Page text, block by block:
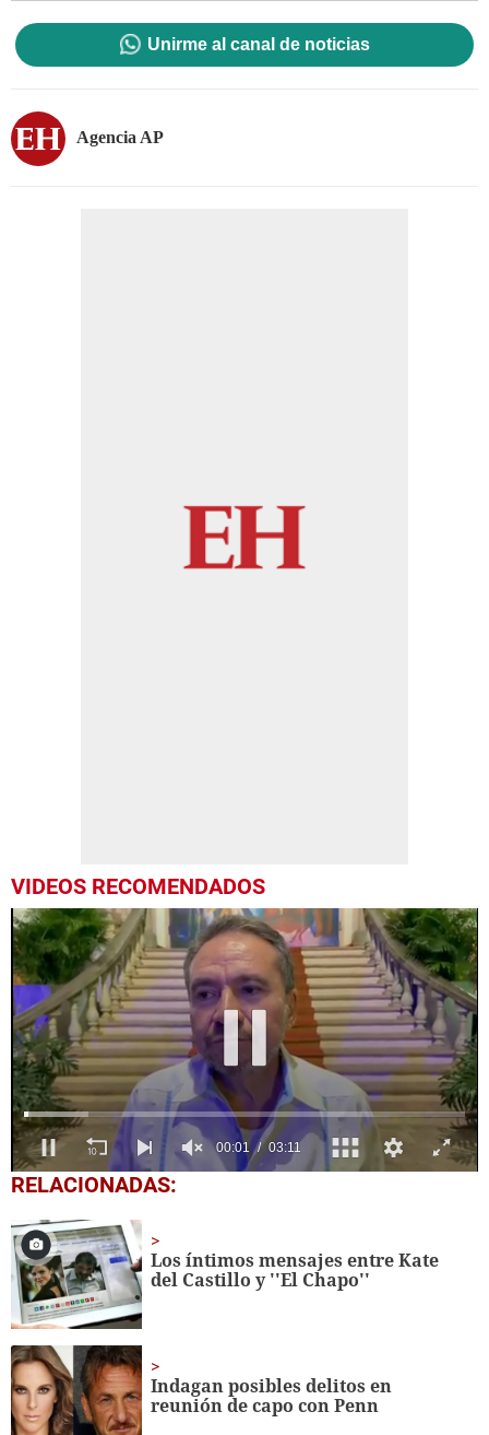
Unirme al canal de noticias
Agencia AP
VIDEOS RECOMENDADOS
0
seconds
3
minutes,
11
seconds
RELACIONADAS:
Los íntimos mensajes entre Kate
del Castillo y ''El Chapo''
Indagan posibles delitos en
reunión de capo con Penn